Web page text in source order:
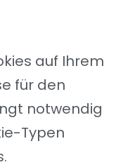
auf Ihrem
für den
notwendig
Typen